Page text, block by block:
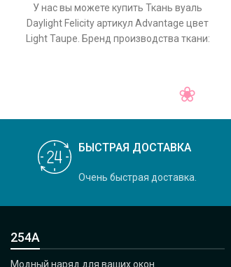
У нас вы можете купить Ткань вуаль
Daylight Felicity артикул Advantage цвет
Light Taupe. Бренд производства ткани:
БЫСТРАЯ ДОСТАВКА
Очень быстрая доставка.
254А
Модный наряд для ваших окон